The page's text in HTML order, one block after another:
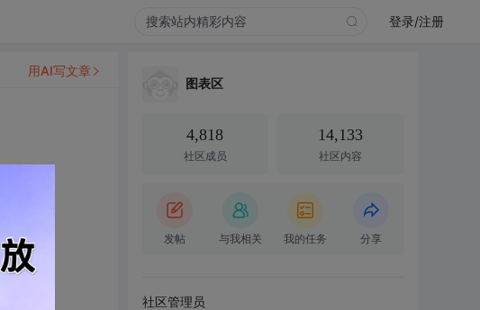
登录/注册
用AI写文章
图表区
4,818
社区成员
14,133
社区内容
发帖 与我相关 我的任务 分享
社区管理员